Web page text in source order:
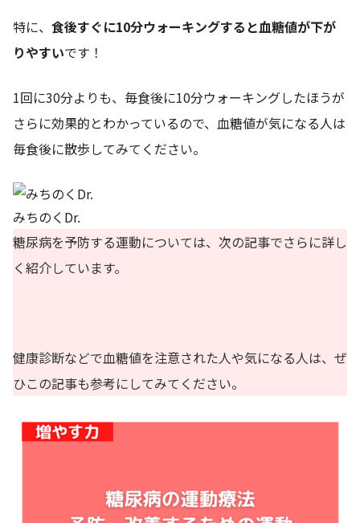
特に、 食後すぐに10分ウォーキングすると血糖値が下が
りやすいです！
1回に30分よりも、毎食後に10分ウォーキングしたほうが
さらに効果的とわかっているので、血糖値が気になる人は
毎食後に散歩してみてください。
みちのくDr.
糖尿病を予防する運動については、次の記事でさらに詳し
く紹介しています。
健康診断などで血糖値を注意された人や気になる人は、ぜ
ひこの記事も参考にしてみてください。